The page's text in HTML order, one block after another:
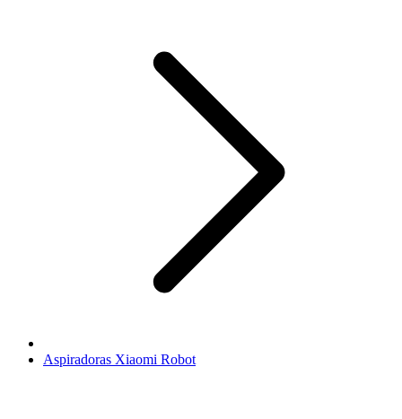
Aspiradoras Xiaomi Robot